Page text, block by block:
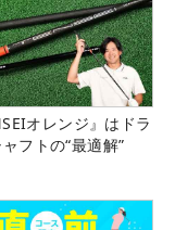
オレンジ』はドラ
フトの“最適解”